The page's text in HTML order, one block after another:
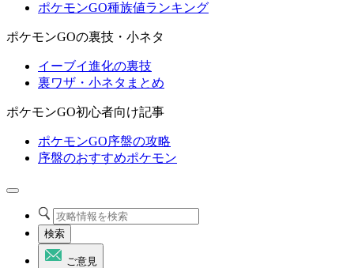
ポケモンGO種族値ランキング
ポケモンGOの裏技・小ネタ
イーブイ進化の裏技
裏ワザ・小ネタまとめ
ポケモンGO初心者向け記事
ポケモンGO序盤の攻略
序盤のおすすめポケモン
検索
ご意見